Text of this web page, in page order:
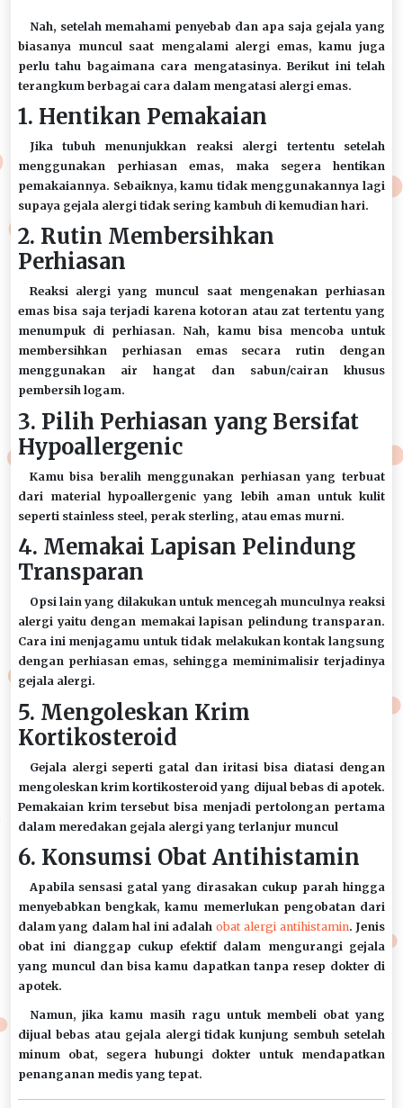
Nah, setelah memahami penyebab dan apa saja gejala yang
biasanya muncul saat mengalami alergi emas, kamu juga
perlu tahu bagaimana cara mengatasinya. Berikut ini telah
terangkum berbagai cara dalam mengatasi alergi emas.
1. Hentikan Pemakaian
Jika tubuh menunjukkan reaksi alergi tertentu setelah
menggunakan perhiasan emas, maka segera hentikan
pemakaiannya. Sebaiknya, kamu tidak menggunakannya lagi
supaya gejala alergi tidak sering kambuh di kemudian hari.
2. Rutin Membersihkan
Perhiasan
Reaksi alergi yang muncul saat mengenakan perhiasan
emas bisa saja terjadi karena kotoran atau zat tertentu yang
menumpuk di perhiasan. Nah, kamu bisa mencoba untuk
membersihkan perhiasan emas secara rutin dengan
menggunakan air hangat dan sabun/cairan khusus
pembersih logam.
3. Pilih Perhiasan yang Bersifat
Hypoallergenic
Kamu bisa beralih menggunakan perhiasan yang terbuat
dari material hypoallergenic yang lebih aman untuk kulit
seperti stainless steel, perak sterling, atau emas murni.
4. Memakai Lapisan Pelindung
Transparan
Opsi lain yang dilakukan untuk mencegah munculnya reaksi
alergi yaitu dengan memakai lapisan pelindung transparan.
Cara ini menjagamu untuk tidak melakukan kontak langsung
dengan perhiasan emas, sehingga meminimalisir terjadinya
gejala alergi.
5. Mengoleskan Krim
Kortikosteroid
Gejala alergi seperti gatal dan iritasi bisa diatasi dengan
mengoleskan krim kortikosteroid yang dijual bebas di apotek.
Pemakaian krim tersebut bisa menjadi pertolongan pertama
dalam meredakan gejala alergi yang terlanjur muncul
6. Konsumsi Obat Antihistamin
Apabila sensasi gatal yang dirasakan cukup parah hingga
menyebabkan bengkak, kamu memerlukan pengobatan dari
dalam yang dalam hal ini adalah obat alergi antihistamin. Jenis
obat ini dianggap cukup efektif dalam mengurangi gejala
yang muncul dan bisa kamu dapatkan tanpa resep dokter di
apotek.
Namun, jika kamu masih ragu untuk membeli obat yang
dijual bebas atau gejala alergi tidak kunjung sembuh setelah
minum obat, segera hubungi dokter untuk mendapatkan
penanganan medis yang tepat.